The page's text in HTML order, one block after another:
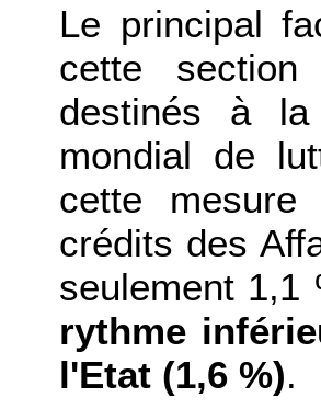
Le principal
cette
destinés à
mondial de
cette
crédits des
seulement
rythme
l'Etat (1,6 %).